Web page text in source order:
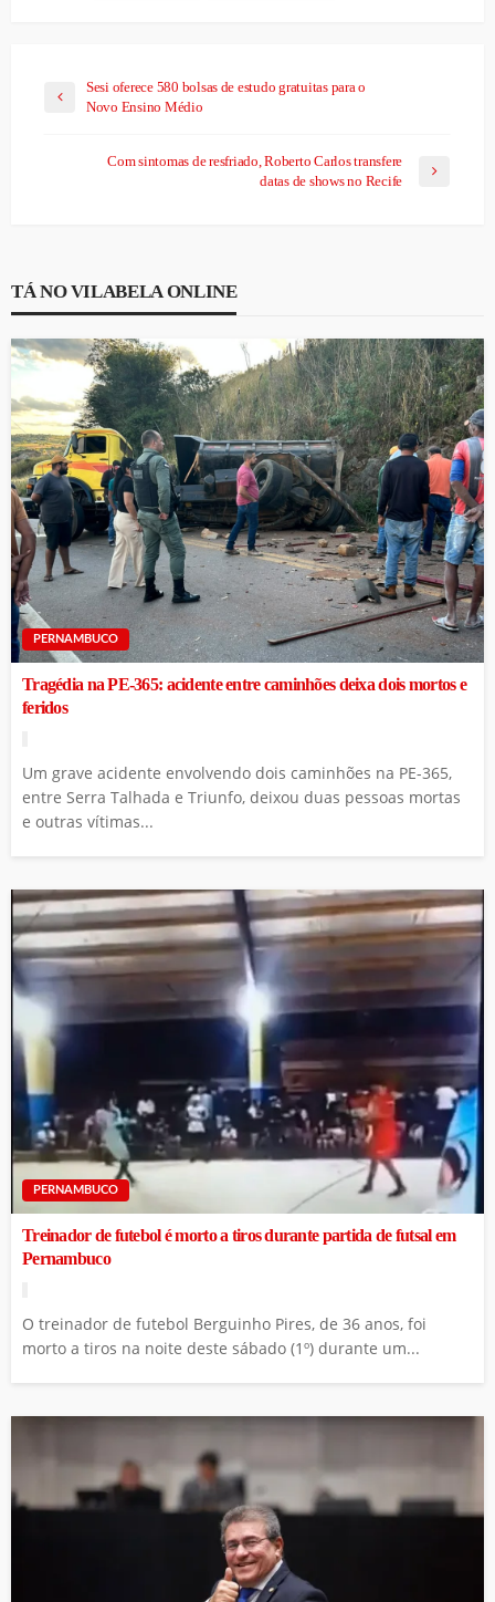
Sesi oferece 580 bolsas de estudo gratuitas para o
Novo Ensino Médio
Com sintomas de resfriado, Roberto Carlos transfere
datas de shows no Recife
TÁ NO VILABELA ONLINE
PERNAMBUCO
Tragédia na PE-365: acidente entre caminhões deixa dois mortos e
feridos
Um grave acidente envolvendo dois caminhões na PE-365,
entre Serra Talhada e Triunfo, deixou duas pessoas mortas
e outras vítimas...
PERNAMBUCO
Treinador de futebol é morto a tiros durante partida de futsal em
Pernambuco
O treinador de futebol Berguinho Pires, de 36 anos, foi
morto a tiros na noite deste sábado (1º) durante um...